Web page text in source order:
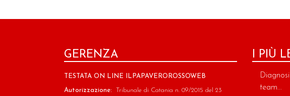
GERENZA
TESTATA ON LINE ILPAPAVEROROSSOWEB
Autorizzazione: Tribunale di Catania n. 09/2015 del 23
I PIÙ
team...